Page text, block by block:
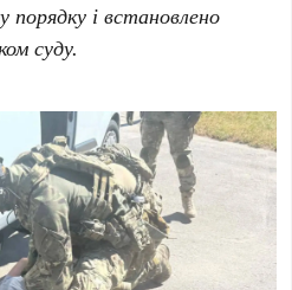
порядку і встановлено
суду.